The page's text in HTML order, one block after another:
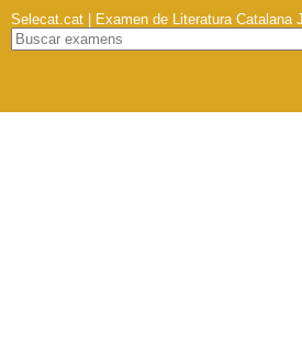
Selecat.cat | Examen de Literatura Catalana